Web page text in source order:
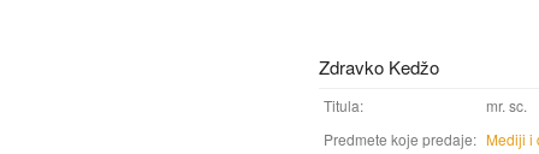
Zdravko Kedžo
Titula:
mr. sc.
Predmete koje predaje: Mediji i